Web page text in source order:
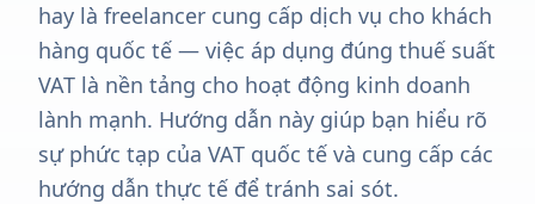
hay là freelancer cung cấp dịch vụ cho khách
hàng quốc tế — việc áp dụng đúng thuế suất
VAT là nền tảng cho hoạt động kinh doanh
lành mạnh. Hướng dẫn này giúp bạn hiểu rõ
sự phức tạp của VAT quốc tế và cung cấp các
hướng dẫn thực tế để tránh sai sót.